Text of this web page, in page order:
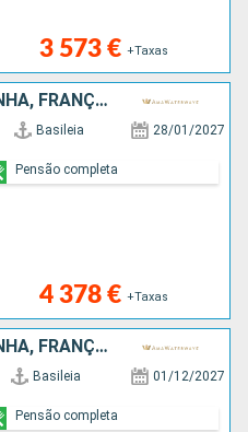
3 573 € +Taxas
SUÍÇO, HOLANDA, ALEMANHA, FRANÇA, BÉLGICA, REPÚBLICA DOMINICANA
Basileia 28/01/2027
4 378 € +Taxas
Pensão completa
SUÍÇO, HOLANDA, ALEMANHA, FRANÇA, REPÚBLICA DOMINICANA
Basileia 01/12/2027
Pensão completa